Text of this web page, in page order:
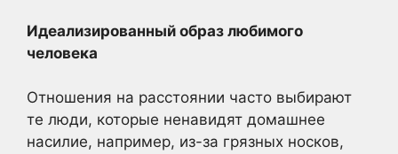
Идеализированный образ любимого
человека
Отношения на расстоянии часто выбирают
те люди, которые ненавидят домашнее
насилие, например, из-за грязных носков,